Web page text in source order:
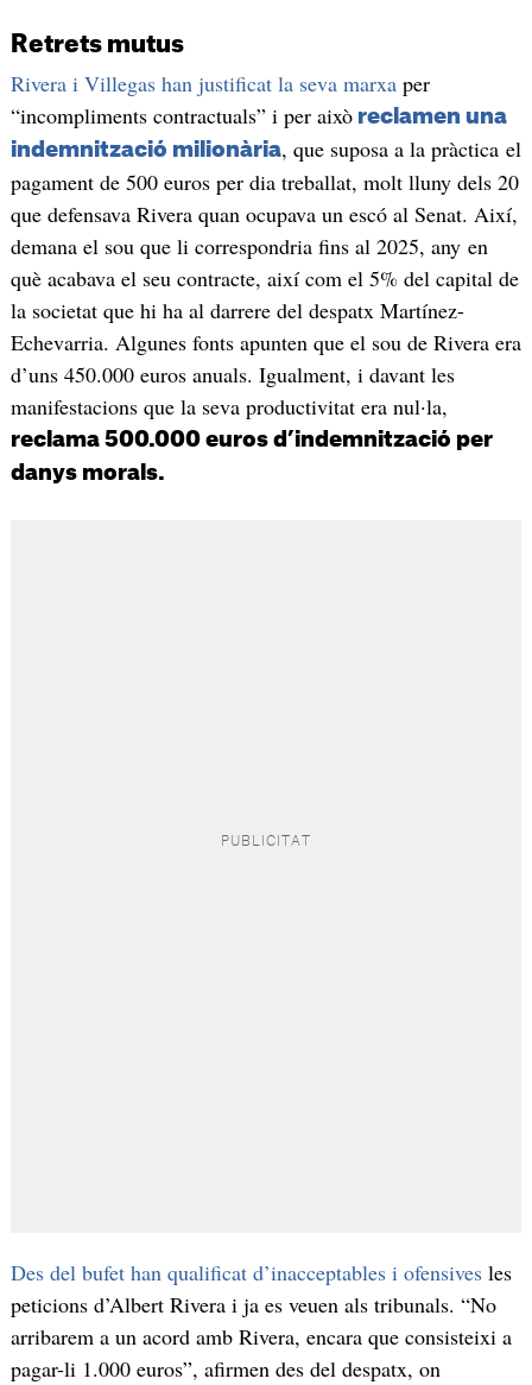
Retrets mutus
Rivera i Villegas han justificat la seva marxa per
“incompliments contractuals” i per aixòreclamen una
indemnització milionària, que suposa a la pràctica el
pagament de 500 euros per dia treballat, molt lluny dels 20
que defensava Rivera quan ocupava un escó al Senat. Així,
demana el sou que li correspondria fins al 2025, any en
què acabava el seu contracte, així com el 5% del capital de
la societat que hi ha al darrere del despatx Martínez-
Echevarria. Algunes fonts apunten que el sou de Rivera era
d’uns 450.000 euros anuals. Igualment, i davant les
manifestacions que la seva productivitat era nul·la,
reclama 500.000 euros d’indemnització per
danys morals.
Des del bufet han qualificat d’inacceptables i ofensivesles
peticions d’Albert Rivera i ja es veuen als tribunals. “No
arribarem a un acord amb Rivera, encara que consisteixi a
pagar-li 1.000 euros”, afirmen des del despatx, on